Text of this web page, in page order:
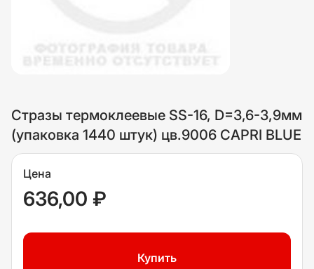
Стразы термоклеевые SS-16, D=3,6-3,9мм
(упаковка 1440 штук) цв.9006 CAPRI BLUE
Цена
636,00 ₽
Купить